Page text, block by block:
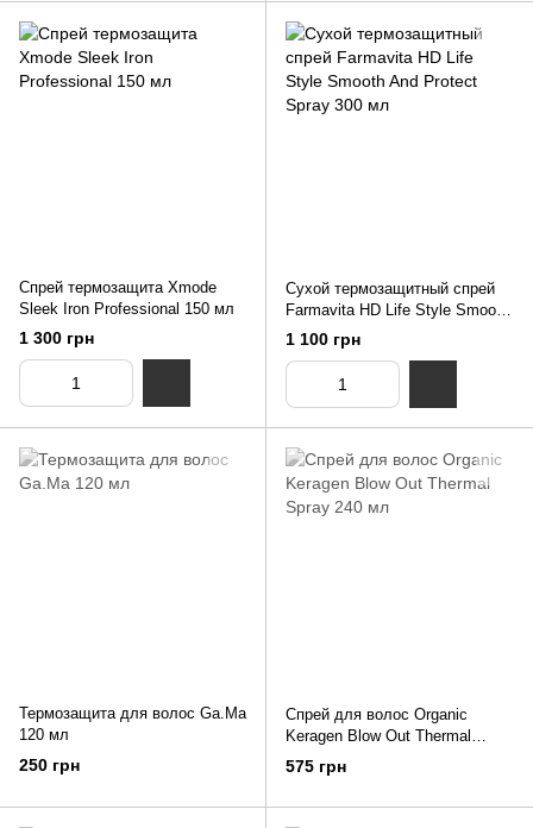
Спрей термозащита Xmode
Sleek Iron Professional 150 мл
1 300 грн
Сухой термозащитный спрей
Farmavita HD Life Style Smooth
And Protect Spray 300 мл
1 100 грн
Термозащита для волос Ga.Ma
120 мл
250 грн
Спрей для волос Organic
Keragen Blow Out Thermal
Spray 240 мл
575 грн